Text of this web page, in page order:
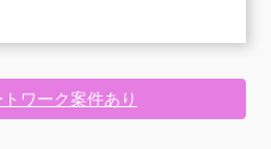
ワーク案件あり